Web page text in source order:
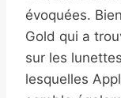
évoquées.
Gold qui a
sur les
lesquelles